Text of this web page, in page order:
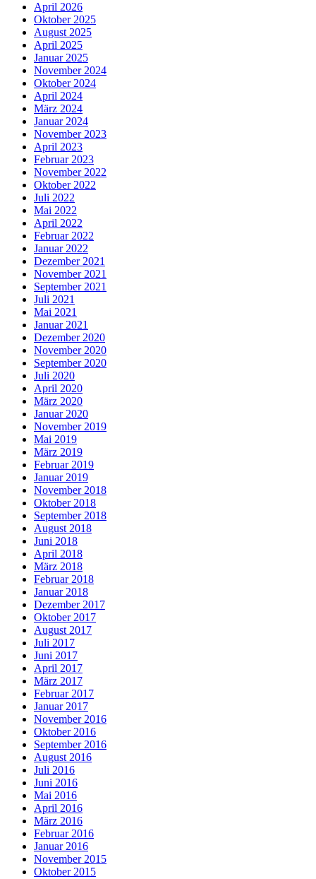
April 2026
Oktober 2025
August 2025
April 2025
Januar 2025
November 2024
Oktober 2024
April 2024
März 2024
Januar 2024
November 2023
April 2023
Februar 2023
November 2022
Oktober 2022
Juli 2022
Mai 2022
April 2022
Februar 2022
Januar 2022
Dezember 2021
November 2021
September 2021
Juli 2021
Mai 2021
Januar 2021
Dezember 2020
November 2020
September 2020
Juli 2020
April 2020
März 2020
Januar 2020
November 2019
Mai 2019
März 2019
Februar 2019
Januar 2019
November 2018
Oktober 2018
September 2018
August 2018
Juni 2018
April 2018
März 2018
Februar 2018
Januar 2018
Dezember 2017
Oktober 2017
August 2017
Juli 2017
Juni 2017
April 2017
März 2017
Februar 2017
Januar 2017
November 2016
Oktober 2016
September 2016
August 2016
Juli 2016
Juni 2016
Mai 2016
April 2016
März 2016
Februar 2016
Januar 2016
November 2015
Oktober 2015